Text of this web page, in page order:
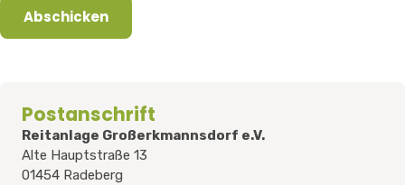
Abschicken
Postanschrift
Reitanlage Großerkmannsdorf e.V.
Alte Hauptstraße 13
01454 Radeberg